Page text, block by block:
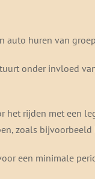
huren van groep
onder invloed
rijden met een
zoals
een minimale